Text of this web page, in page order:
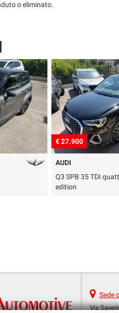
o eliminato.
€ 27.900
AUDI
Q3 SPB 35 TDI
edition
Sede
Via